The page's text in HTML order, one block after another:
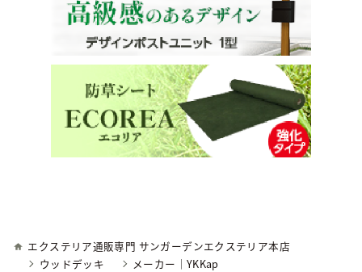
エクステリア通販専門 サンガーデンエクステリア本店
ウッドデッキ
メーカー｜YKKap